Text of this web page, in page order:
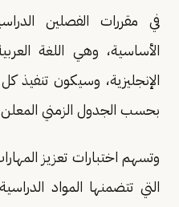
في مقررات الفصلين
الأساسية، وهي اللغة
بحسب الجدول الزمني
وتسهم اختبارات تعزيز
التي تتضمنها المواد